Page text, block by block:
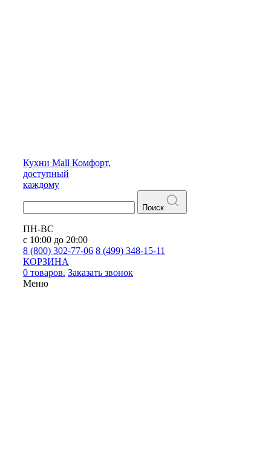
Кухни Mall Комфорт,
доступный
каждому
Поиск
ПН-ВС
с 10:00 до 20:00
8 (800) 302-77-06 8 (499) 348-15-11
КОРЗИНА
0 товаров. Заказать звонок
Меню